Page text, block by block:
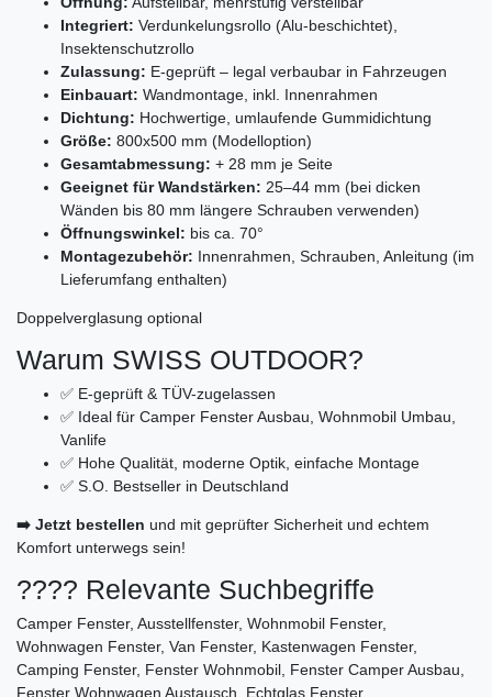
Integriert: Verdunkelungsrollo (Alu-beschichtet),
Insektenschutzrollo
Zulassung: E-geprüft – legal verbaubar in Fahrzeugen
Einbauart: Wandmontage, inkl. Innenrahmen
Dichtung: Hochwertige, umlaufende Gummidichtung
Größe: 800x500 mm (Modelloption)
Gesamtabmessung: + 28 mm je Seite
Geeignet für Wandstärken: 25–44 mm (bei dicken
Wänden bis 80 mm längere Schrauben verwenden)
Öffnungswinkel: bis ca. 70°
Montagezubehör: Innenrahmen, Schrauben, Anleitung (im
Lieferumfang enthalten)
Doppelverglasung optional
Warum SWISS OUTDOOR?
✅ E-geprüft & TÜV-zugelassen
✅ Ideal für Camper Fenster Ausbau, Wohnmobil Umbau,
Vanlife
✅ Hohe Qualität, moderne Optik, einfache Montage
✅ S.O. Bestseller in Deutschland
➡️ Jetzt bestellen und mit geprüfter Sicherheit und echtem
Komfort unterwegs sein!
???? Relevante Suchbegriffe
Camper Fenster, Ausstellfenster, Wohnmobil Fenster,
Wohnwagen Fenster, Van Fenster, Kastenwagen Fenster,
Camping Fenster, Fenster Wohnmobil, Fenster Camper Ausbau,
Fenster Wohnwagen Austausch, Echtglas Fenster,